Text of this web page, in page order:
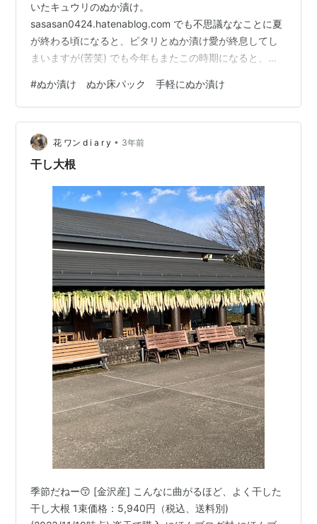
いたキュウリのぬか漬け。
sasasan0424.hatenablog.com でも不思議ななことに夏
が終わる頃になると、ピタリとぬか漬け愛が終息してし
まいますが(苦笑) でも今年もまたこの時期になると、何
漬けにハマったとき、自分で漬けてみようと思ってはい
たものの、お店に行くと既にぬか漬けされたきゅうりが
あるので、面倒に感じてしまい、つい市販のキュウリの
ぬか漬けを買って食べていたこと。 なので今年は市販の
ぬか漬けはやめて、自分でぬか漬けをしてみることにし
#ぬか漬け ぬか床パック 手軽にぬか漬け
花 ワン d i a r y • 3年前
干し大根
季節だねー😙 [金沢産] こんなに曲がるほど、よく干した
干し大根 1束価格：5,940円（税込、送料別)